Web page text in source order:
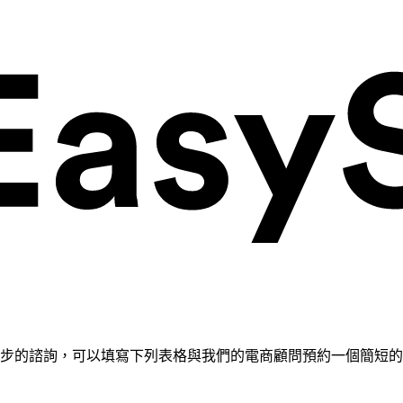
的諮詢，可以填寫下列表格與我們的電商顧問預約一個簡短